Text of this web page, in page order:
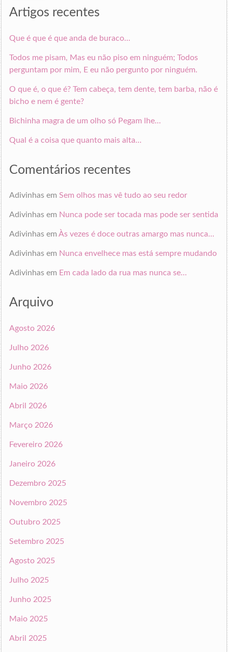
Artigos recentes
Que é que é que anda de buraco…
Todos me pisam, Mas eu não piso em ninguém; Todos
perguntam por mim, E eu não pergunto por ninguém.
O que é, o que é? Tem cabeça, tem dente, tem barba, não é
bicho e nem é gente?
Bichinha magra de um olho só Pegam lhe…
Qual é a coisa que quanto mais alta…
Comentários recentes
Adivinhasem Sem olhos mas vê tudo ao seu redor
Adivinhasem Nunca pode ser tocada mas pode ser sentida
Adivinhasem Às vezes é doce outras amargo mas nunca…
Adivinhasem Nunca envelhece mas está sempre mudando
Adivinhasem Em cada lado da rua mas nunca se…
Arquivo
Agosto 2026
Julho 2026
Junho 2026
Maio 2026
Abril 2026
Março 2026
Fevereiro 2026
Janeiro 2026
Dezembro 2025
Novembro 2025
Outubro 2025
Setembro 2025
Agosto 2025
Julho 2025
Junho 2025
Maio 2025
Abril 2025